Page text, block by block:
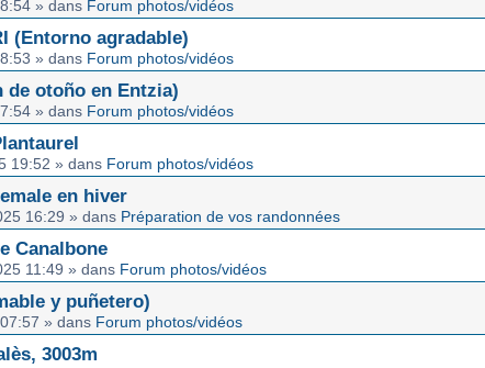
» dans Forum photos/vidéos
(Entorno agradable)
» dans Forum photos/vidéos
de otoño en Entzia)
» dans Forum photos/vidéos
19:52 » dans Forum photos/vidéos
en hiver
16:29 » dans Préparation de vos randonnées
Canalbone
11:49 » dans Forum photos/vidéos
y puñetero)
» dans Forum photos/vidéos
3003m